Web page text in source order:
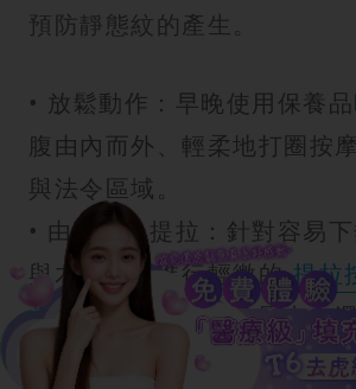
預防靜態紋的產生。
• 放鬆動作：早晚使用保養
腹由內而外、輕柔地打圈按
與法令區域。
• 由下往上提拉：針對容易
與木偶紋，進行輕微的 提拉
僅能釋放面部肌肉的壓力，
循環，提升肌膚的緊緻感。